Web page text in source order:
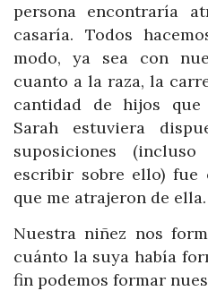
persona encontraría
casaría. Todos
modo, ya sea con
cuanto a la raza, la
cantidad de hijos que
Sarah estuviera
suposiciones
escribir sobre ello) fue
que me atrajeron de ella.
Nuestra niñez nos
cuánto la suya había
fin podemos formar